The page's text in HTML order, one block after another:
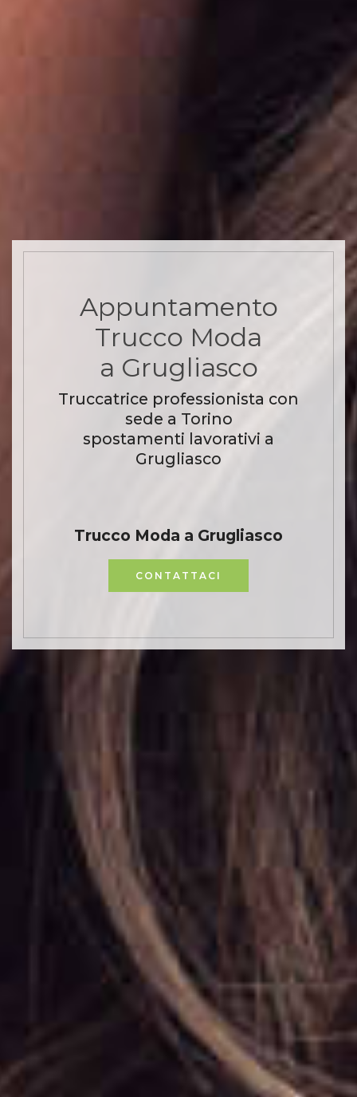
Appuntamento
Trucco Moda
a Grugliasco
Truccatrice professionista con
sede a Torino
spostamenti lavorativi a
Grugliasco
Trucco Moda a Grugliasco
CONTATTACI